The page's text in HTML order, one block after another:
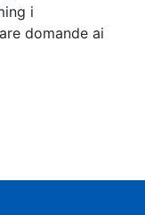
i
domande ai